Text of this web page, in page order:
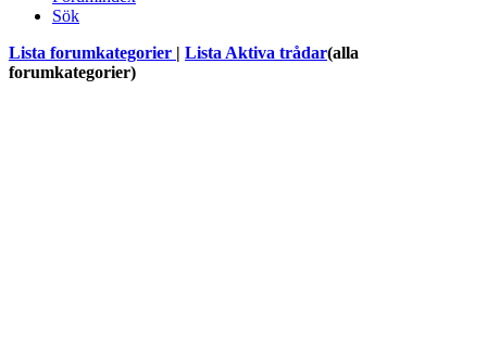
Sök
Lista forumkategorier
Lista Aktiva trådar(alla
forumkategorier)